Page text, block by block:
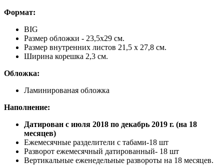
Формат:
BIG
Размер обложки - 23,5х29 см.
Размер внутренних листов 21,5 х 27,8 см.
Ширина корешка 2,3 см.
Обложка:
Ламинированая обложка
Наполнение:
Датирован с июля 2018 по декабрь 2019 г. (на 18
месяцев)
Ежемесячные разделители с табами-18 шт
Разворот ежемесячный датированный- 18 шт
Вертикальные еженедельные развороты на 18 месяцев.